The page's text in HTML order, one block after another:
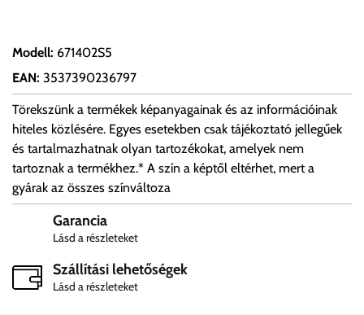
Modell: 671402S5
EAN: 3537390236797
Törekszünk a termékek képanyagainak és az információinak
hiteles közlésére. Egyes esetekben csak tájékoztató jellegűek
és tartalmazhatnak olyan tartozékokat, amelyek nem
tartoznak a termékhez.* A szín a képtől eltérhet, mert a
gyárak az összes színváltoza
Garancia
Lásd a részleteket
Szállítási lehetőségek
Lásd a részleteket